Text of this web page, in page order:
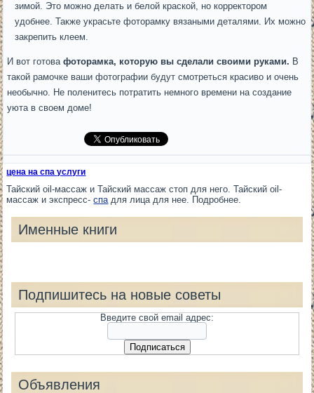
зимой. Это можно делать и белой краской, но корректором
удобнее. Также украсьте фоторамку вязаными деталями. Их можно
закрепить клеем.
И вот готовафоторамка, которую вы сделали своими руками. В
такой рамочке ваши фотографии будут смотреться красиво и очень
необычно. Не поленитесь потратить немного времени на создание
уюта в своем доме!
цена на спа услуги
Тайский oil-массаж и Тайский массаж стоп для него. Тайский oil-
массаж и экспресс-спа для лица для нее. Подробнее.
Именные книги
Подпишитесь на новые советы
Введите свой email адрес:
Объявления